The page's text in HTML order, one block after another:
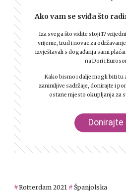
Ako vam se sviđa što
Iza svega što vidite stoji 17
vrijeme, trud i novac za
izvještavali s događanja sami
na Dori i
Kako bismo i dalje mogli biti tu
zanimljive sadržaje, donirajte i
ostane mjesto okupljanja za
Donirajte
Rotterdam 2021
Španjolska